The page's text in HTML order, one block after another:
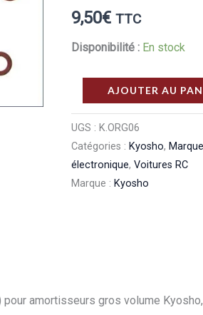
9,50€ TTC
Disponibilité : En stock
quantité
de
Kyosho
Joints
toriques
silicone
AJOUTER AU
UGS : K.ORG06
Catégories : Kyosho,
électronique,Voitures RC
Marque : Kyosho
amortisseurs gros volume